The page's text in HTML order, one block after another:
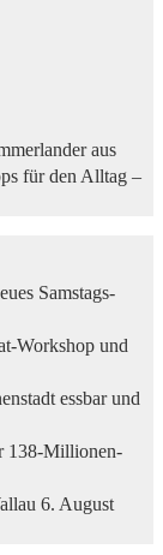
aus
für den Alltag –
Samstags-
Workshop und
essbar und
138-Millionen-
6. August